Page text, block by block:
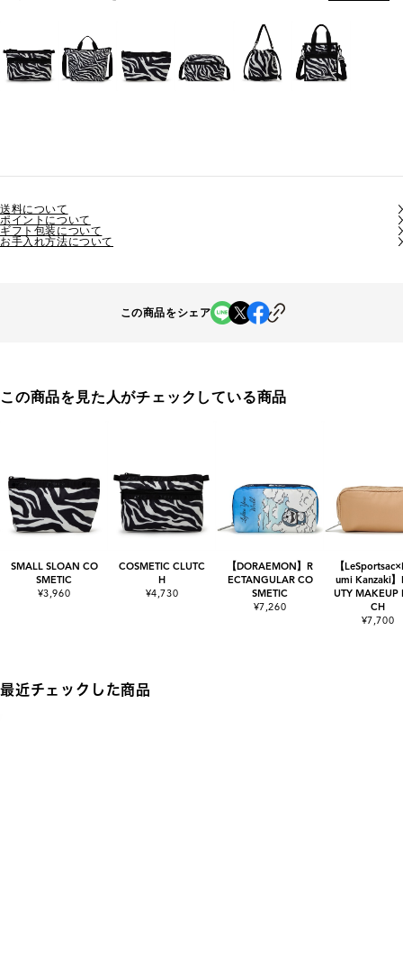
送料について
ポイントについて
ギフト包装について
お手入れ方法について
この商品をシェア
この商品を見た人がチェックしている商品
SMALL SLOAN CO
SMETIC
¥3,960
COSMETIC CLUTC
H
¥4,730
【DORAEMON】R
ECTANGULAR CO
SMETIC
¥7,260
【
umi Kanzaki】
UTY MAKEUP
CH
¥7,700
最近チェックした商品